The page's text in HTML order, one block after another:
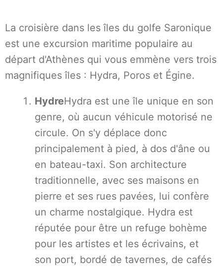
La croisière dans les îles du golfe Saronique
est une excursion maritime populaire au
départ d'Athènes qui vous emmène vers trois
magnifiques îles : Hydra, Poros et Égine.
HydreHydra est une île unique en son
genre, où aucun véhicule motorisé ne
circule. On s'y déplace donc
principalement à pied, à dos d'âne ou
en bateau-taxi. Son architecture
traditionnelle, avec ses maisons en
pierre et ses rues pavées, lui confère
un charme nostalgique. Hydra est
réputée pour être un refuge bohème
pour les artistes et les écrivains, et
son port, bordé de tavernes, de cafés